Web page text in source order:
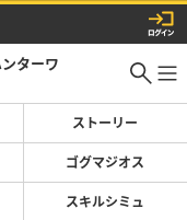
ターワ
ストーリー
ゴグマジオス
スキルシミュ